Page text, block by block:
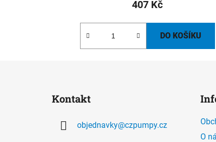
407 Kč
DO KOŠÍKU
Kontakt
objednavky@czpumpy.cz
O